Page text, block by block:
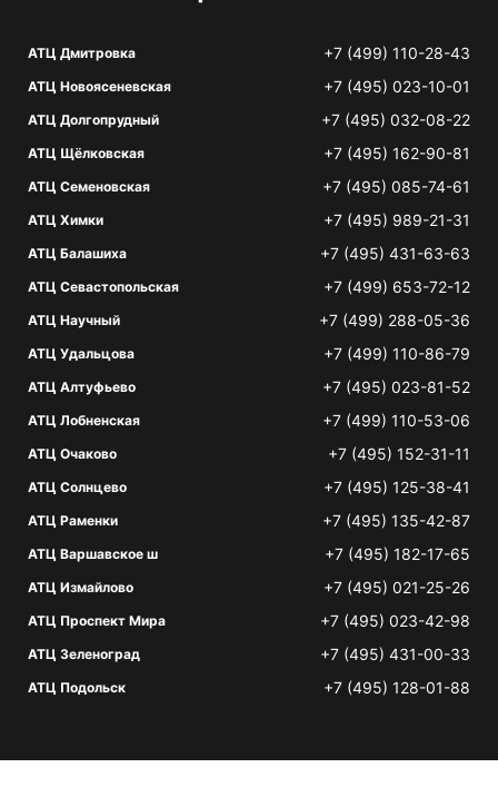
АТЦ Дмитровка +7 (499) 110-28-43
АТЦ Новоясеневская +7 (495) 023-10-01
АТЦ Долгопрудный +7 (495) 032-08-22
АТЦ Щёлковская +7 (495) 162-90-81
АТЦ Семеновская +7 (495) 085-74-61
АТЦ Химки +7 (495) 989-21-31
АТЦ Балашиха +7 (495) 431-63-63
АТЦ Севастопольская +7 (499) 653-72-12
АТЦ Научный +7 (499) 288-05-36
АТЦ Удальцова +7 (499) 110-86-79
АТЦ Алтуфьево +7 (495) 023-81-52
АТЦ Лобненская +7 (499) 110-53-06
АТЦ Очаково +7 (495) 152-31-11
АТЦ Солнцево +7 (495) 125-38-41
АТЦ Раменки +7 (495) 135-42-87
АТЦ Варшавское ш +7 (495) 182-17-65
АТЦ Измайлово +7 (495) 021-25-26
АТЦ Проспект Мира +7 (495) 023-42-98
АТЦ Зеленоград +7 (495) 431-00-33
АТЦ Подольск +7 (495) 128-01-88